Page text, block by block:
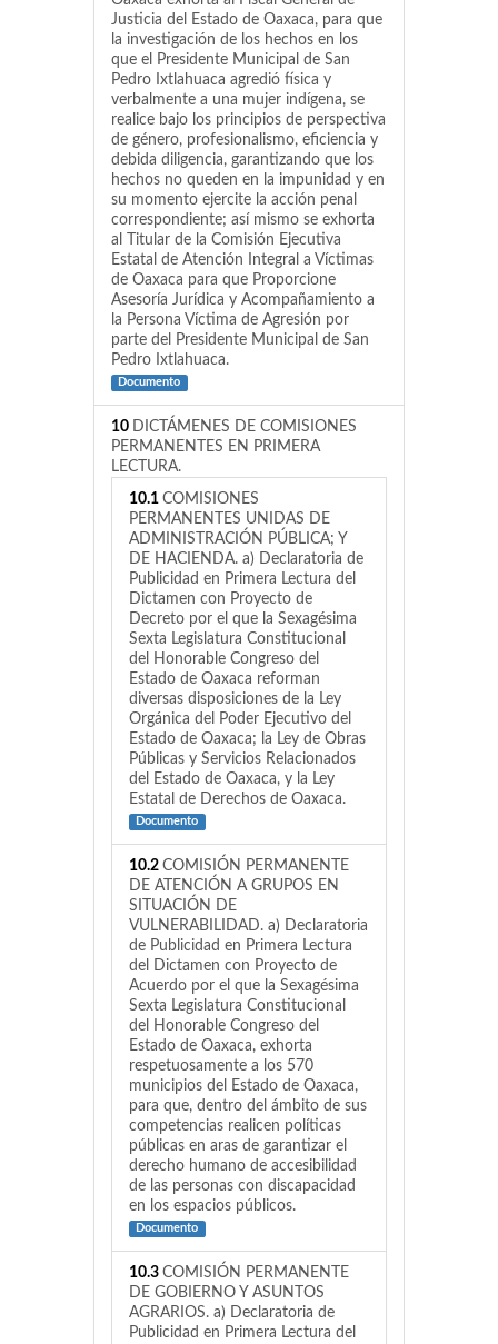
Justicia del Estado de Oaxaca, para que
la investigación de los hechos en los
que el Presidente Municipal de San
Pedro Ixtlahuaca agredió física y
verbalmente a una mujer indígena, se
realice bajo los principios de perspectiva
de género, profesionalismo, eficiencia y
debida diligencia, garantizando que los
hechos no queden en la impunidad y en
su momento ejercite la acción penal
correspondiente; así mismo se exhorta
al Titular de la Comisión Ejecutiva
Estatal de Atención Integral a Víctimas
de Oaxaca para que Proporcione
Asesoría Jurídica y Acompañamiento a
la Persona Víctima de Agresión por
parte del Presidente Municipal de San
Pedro Ixtlahuaca.
Documento
10 DICTÁMENES DE COMISIONES
PERMANENTES EN PRIMERA
LECTURA.
10.1 COMISIONES
PERMANENTES UNIDAS DE
ADMINISTRACIÓN PÚBLICA; Y
DE HACIENDA. a) Declaratoria de
Publicidad en Primera Lectura del
Dictamen con Proyecto de
Decreto por el que la Sexagésima
Sexta Legislatura Constitucional
del Honorable Congreso del
Estado de Oaxaca reforman
diversas disposiciones de la Ley
Orgánica del Poder Ejecutivo del
Estado de Oaxaca; la Ley de Obras
Públicas y Servicios Relacionados
del Estado de Oaxaca, y la Ley
Estatal de Derechos de Oaxaca.
Documento
10.2 COMISIÓN PERMANENTE
DE ATENCIÓN A GRUPOS EN
SITUACIÓN DE
VULNERABILIDAD. a) Declaratoria
de Publicidad en Primera Lectura
del Dictamen con Proyecto de
Acuerdo por el que la Sexagésima
Sexta Legislatura Constitucional
del Honorable Congreso del
Estado de Oaxaca, exhorta
respetuosamente a los 570
municipios del Estado de Oaxaca,
para que, dentro del ámbito de sus
competencias realicen políticas
públicas en aras de garantizar el
derecho humano de accesibilidad
de las personas con discapacidad
en los espacios públicos.
Documento
10.3 COMISIÓN PERMANENTE
DE GOBIERNO Y ASUNTOS
AGRARIOS. a) Declaratoria de
Publicidad en Primera Lectura del